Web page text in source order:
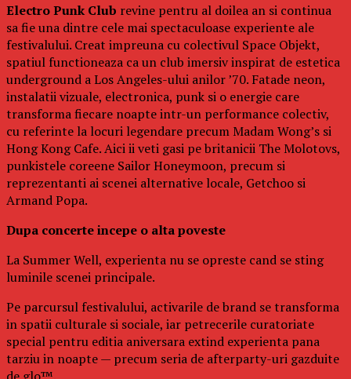
Electro Punk Club revine pentru al doilea an si continua
sa fie una dintre cele mai spectaculoase experiente ale
festivalului. Creat impreuna cu colectivul Space Objekt,
spatiul functioneaza ca un club imersiv inspirat de estetica
underground a Los Angeles-ului anilor ’70. Fatade neon,
instalatii vizuale, electronica, punk si o energie care
transforma fiecare noapte intr-un performance colectiv,
cu referinte la locuri legendare precum Madam Wong’s si
Hong Kong Cafe. Aici ii veti gasi pe britanicii The Molotovs,
punkistele coreene Sailor Honeymoon, precum si
reprezentanti ai scenei alternative locale, Getchoo si
Armand Popa.
Dupa concerte incepe o alta poveste
La Summer Well, experienta nu se opreste cand se sting
luminile scenei principale.
Pe parcursul festivalului, activarile de brand se transforma
in spatii culturale si sociale, iar petrecerile curatoriate
special pentru editia aniversara extind experienta pana
tarziu in noapte — precum seria de afterparty-uri gazduite
de glo™.